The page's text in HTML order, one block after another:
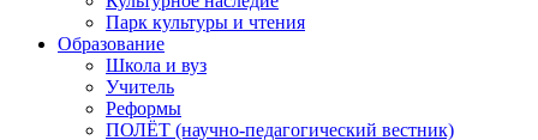
Парк культуры и чтения
Образование
Школа и вуз
Учитель
Реформы
ПОЛЁТ (научно-педагогический вестник)